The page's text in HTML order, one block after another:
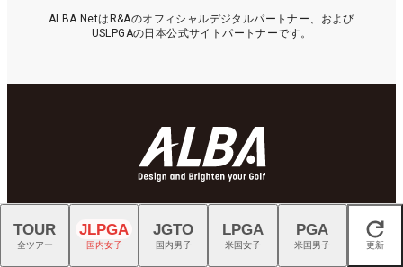
ALBA NetはR&Aのオフィシャルデジタルパートナー、および
USLPGAの日本公式サイトパートナーです。
閉じる
TOUR
全ツアー
JLPGA
国内女子
JGTO
国内男子
LPGA
米国女子
PGA
米国男子 更新